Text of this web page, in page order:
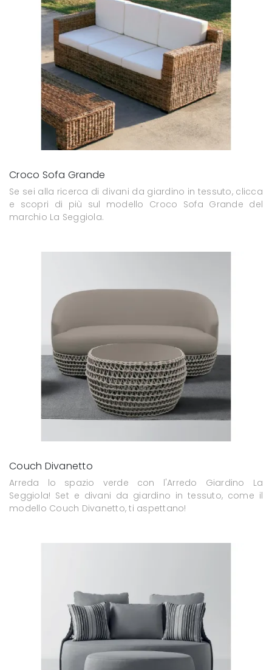
Croco Sofa Grande
Se sei alla ricerca di divani da giardino in tessuto, clicca
e scopri di più sul modello Croco Sofa Grande del
marchio La Seggiola.
Couch Divanetto
Arreda lo spazio verde con l'Arredo Giardino La
Seggiola! Set e divani da giardino in tessuto, come il
modello Couch Divanetto, ti aspettano!